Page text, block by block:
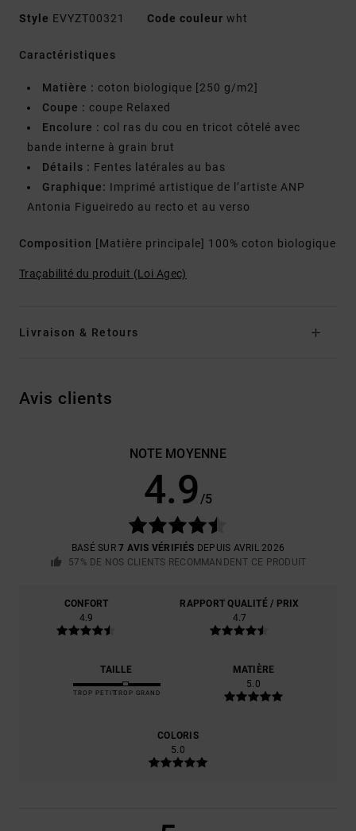
Style EVYZT00321 Code couleur wht
Caractéristiques
Matière : coton biologique [250 g/m2]
Coupe : coupe Relaxed
Encolure : col ras du cou en tricot côtelé avec
bande interne à grain brut
Détails : Fentes latérales au bas
Graphique: Imprimé artistique de l’artiste ANP
Antonia Figueiredo au recto et au verso
Composition [Matière principale] 100% coton biologique
Traçabilité du produit (Loi Agec)
Livraison & Retours
Avis clients
NOTE MOYENNE
4.9/5
BASÉ SUR7 AVIS VÉRIFIÉS DEPUIS AVRIL 2026
57% DE NOS CLIENTS RECOMMANDENT CE PRODUIT
CONFORT
4.9
RAPPORT QUALITÉ / PRIX
4.7
TAILLE
TROP PETITTROP GRAND
MATIÈRE
5.0
COLORIS
5.0